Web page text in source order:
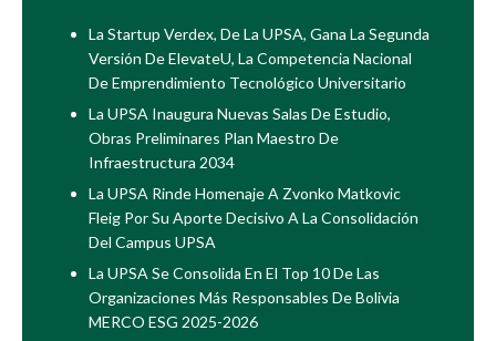
La Startup Verdex, De La UPSA, Gana La Segunda
Versión De ElevateU, La Competencia Nacional
De Emprendimiento Tecnológico Universitario
La UPSA Inaugura Nuevas Salas De Estudio,
Obras Preliminares Plan Maestro De
Infraestructura 2034
La UPSA Rinde Homenaje A Zvonko Matkovic
Fleig Por Su Aporte Decisivo A La Consolidación
Del Campus UPSA
La UPSA Se Consolida En El Top 10 De Las
Organizaciones Más Responsables De Bolivia
MERCO ESG 2025-2026